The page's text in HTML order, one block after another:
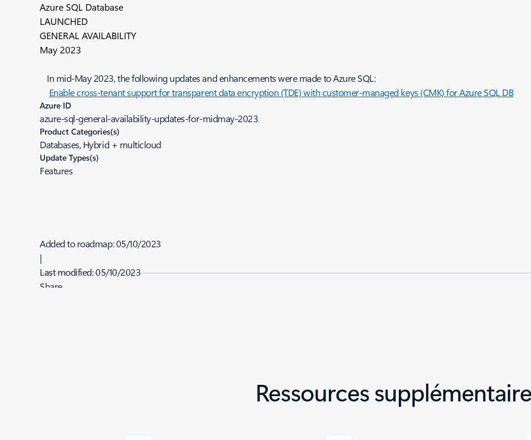
Azure SQL Database
LAUNCHED
GENERAL AVAILABILITY
May 2023
In mid-May 2023, the following updates and enhancements were made to Azure SQL:
Enable cross-tenant support for transparent data encryption (TDE) with customer-managed keys (CMK) for Azure SQL DB
Azure ID
azure-sql-general-availability-updates-for-midmay-2023
Product Categories(s)
Databases, Hybrid + multicloud
Update Types(s)
Features
Added to roadmap:05/10/2023
|
Last modified:05/10/2023
Share
Ressources